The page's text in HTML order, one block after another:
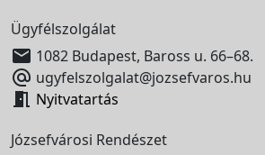
Ügyfélszolgálat
 1082 Budapest, Baross u. 66–68.
 ugyfelszolgalat@jozsefvaros.hu
 Nyitvatartás
Józsefvárosi Rendészet